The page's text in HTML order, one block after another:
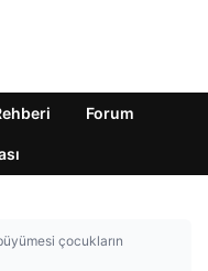
Forum
çocukların